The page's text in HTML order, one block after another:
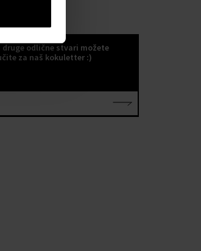
odlične stvari možete
za naš kokuletter :)